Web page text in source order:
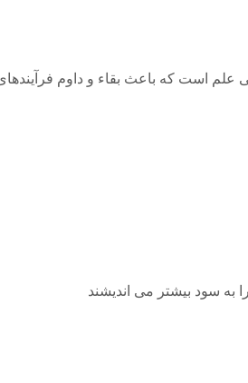
علم است که باعث بقاء و داوم
به سود بیشتر می اندیشند